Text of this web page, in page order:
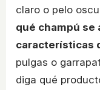
claro o pelo
qué champú se
características
pulgas o
diga qué